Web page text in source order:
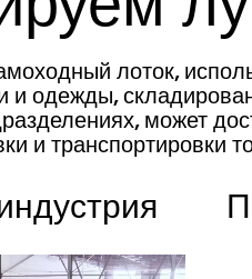
лоток,
и одежды,
может
и транспортировки